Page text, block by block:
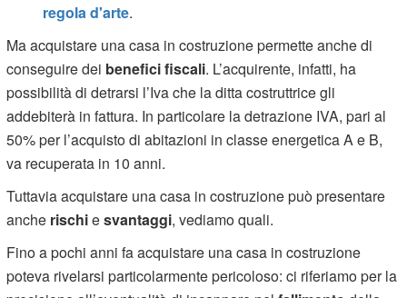
regola d'arte.
Ma acquistare una casa in costruzione permette anche di
conseguire dei benefici fiscali. L’acquirente, infatti, ha
possibilità di detrarsi l’Iva che la ditta costruttrice gli
addebiterà in fattura. In particolare la detrazione IVA, pari al
50% per l’acquisto di abitazioni in classe energetica A e B,
va recuperata in 10 anni.
Tuttavia acquistare una casa in costruzione può presentare
anche rischiesvantaggi, vediamo quali.
Fino a pochi anni fa acquistare una casa in costruzione
poteva rivelarsi particolarmente pericoloso: ci riferiamo per la